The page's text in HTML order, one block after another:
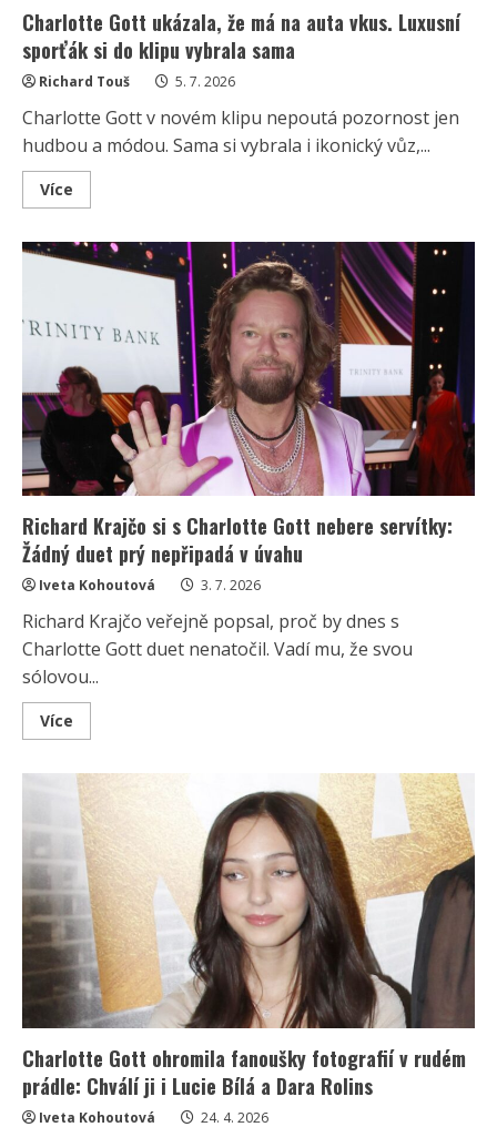
Charlotte Gott ukázala, že má na auta vkus. Luxusní
sporťák si do klipu vybrala sama
Richard Touš 5. 7. 2026
Charlotte Gott v novém klipu nepoutá pozornost jen
hudbou a módou. Sama si vybrala i ikonický vůz,...
Více
more
Gott
ukázala,
auta
vkus.
sporťák
si
do
klipu
vybrala
sama
Richard Krajčo si s Charlotte Gott nebere servítky:
Žádný duet prý nepřipadá v úvahu
Iveta Kohoutová 3. 7. 2026
Richard Krajčo veřejně popsal, proč by dnes s
Charlotte Gott duet nenatočil. Vadí mu, že svou
sólovou...
Více
more
Krajčo
si
s
Charlotte
Gott
nebere
servítky:
Žádný
duet
prý
nepřipadá
v
úvahu
Charlotte Gott ohromila fanoušky fotografií v rudém
prádle: Chválí ji i Lucie Bílá a Dara Rolins
Iveta Kohoutová 24. 4. 2026